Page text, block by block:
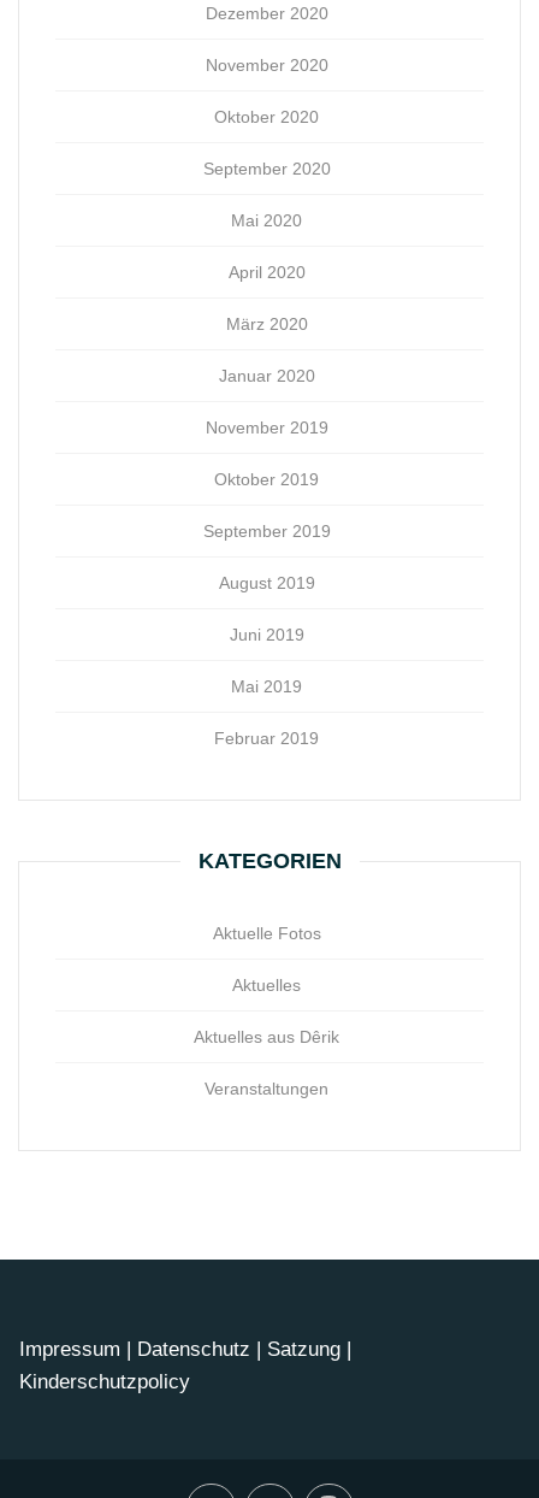
Dezember 2020
November 2020
Oktober 2020
September 2020
Mai 2020
April 2020
März 2020
Januar 2020
November 2019
Oktober 2019
September 2019
August 2019
Juni 2019
Mai 2019
Februar 2019
KATEGORIEN
Aktuelle Fotos
Aktuelles
Aktuelles aus Dêrik
Veranstaltungen
Impressum | Datenschutz | Satzung |
Kinderschutzpolicy